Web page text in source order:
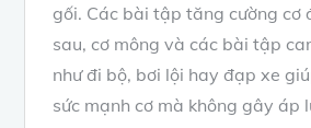
gối. Các bài tập tăng cường cơ
sau, cơ mông và các bài tập
như đi bộ, bơi lội hay đạp xe
sức mạnh cơ mà không gây áp